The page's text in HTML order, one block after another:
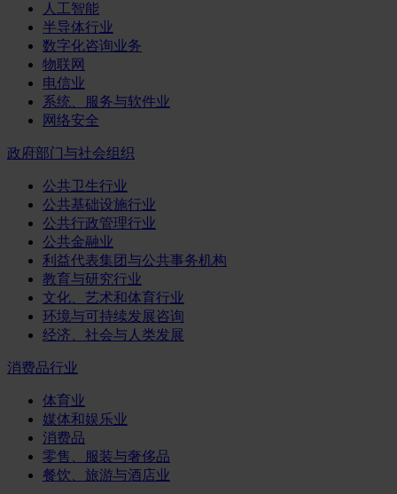
人工智能
半导体行业
数字化咨询业务
物联网
电信业
系统、服务与软件业
网络安全
政府部门与社会组织
公共卫生行业
公共基础设施行业
公共行政管理行业
公共金融业
利益代表集团与公共事务机构
教育与研究行业
文化、艺术和体育行业
环境与可持续发展咨询
经济、社会与人类发展
消费品行业
体育业
媒体和娱乐业
消费品
零售、服装与奢侈品
餐饮、旅游与酒店业